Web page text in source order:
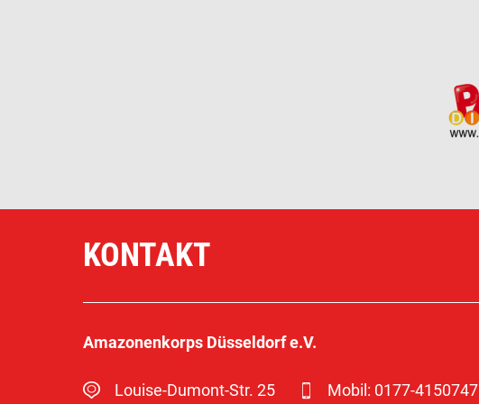
KONTAKT
Amazonenkorps Düsseldorf e.V.
Louise-Dumont-Str. 25 Mobil: 0177-4150747